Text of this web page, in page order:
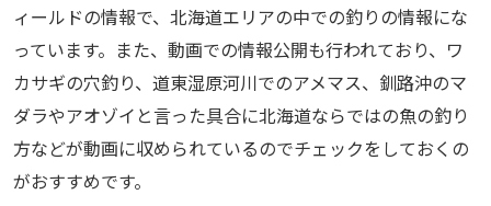
ィールドの情報で、北海道エリアの中での釣りの情報にな
っています。また、動画での情報公開も行われており、ワ
カサギの穴釣り、道東湿原河川でのアメマス、釧路沖のマ
ダラやアオゾイと言った具合に北海道ならではの魚の釣り
方などが動画に収められているのでチェックをしておくの
がおすすめです。